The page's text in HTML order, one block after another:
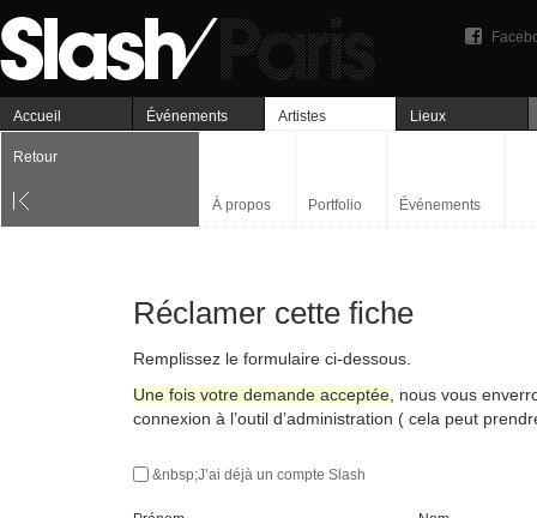
Accueil Événements Artistes Lieux
Retour
À propos Portfolio Événements
Réclamer cette fiche
Remplissez le formulaire ci-dessous.
Une fois votre demande acceptée , nous vous
connexion à l’outil d’administration ( cela peut
&nbsp;J’ai déjà un compte Slash